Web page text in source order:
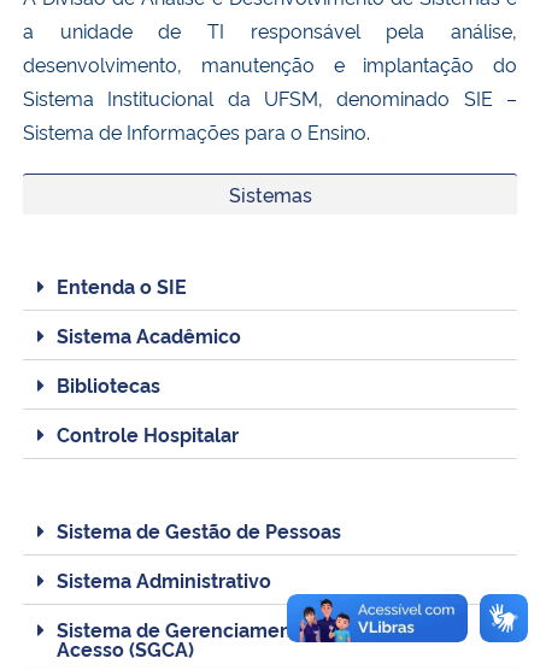
Ministério da Cidadania
Ministério de Minas e Energia
Ministério do Meio Ambiente
Ministério do Turismo
Ministério da Mulher, da Família e dos Direitos Humanos
Secretaria-Geral
Secretaria de Governo
a unidade de TI responsável pela análise,
desenvolvimento, manutenção e implantação do
Sistema Institucional da UFSM, denominado SIE –
Sistema de Informações para o Ensino.
Sistemas
Entenda o SIE
Sistema Acadêmico
Bibliotecas
Controle Hospitalar
Sistema de Gestão de Pessoas
Sistema Administrativo
Sistema de Gerenciamento e Controle de
Acesso (SGCA)​